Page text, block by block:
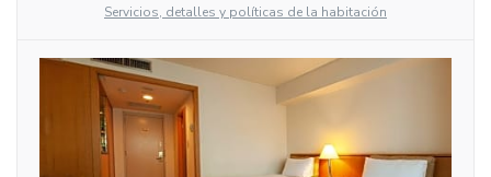
Servicios, detalles y políticas de la habitación